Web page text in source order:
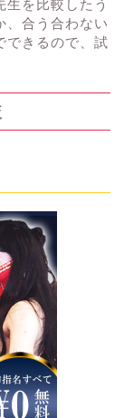
を比較したう
、合う合わない
できるので、試